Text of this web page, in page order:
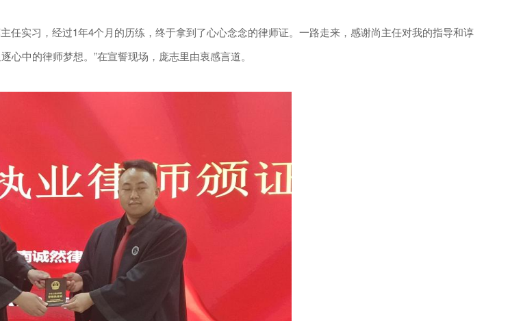
实习，经过1年4个月的历练，终于拿到了心心念念的律师证。一路走来，感谢尚主任对我的指导和谆
中的律师梦想。”在宣誓现场，庞志里由衷感言道。